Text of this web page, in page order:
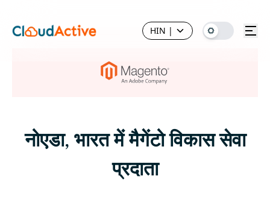
HIN |
नोएडा, भारत में मैगेंटो विकास सेवा
प्रदाता